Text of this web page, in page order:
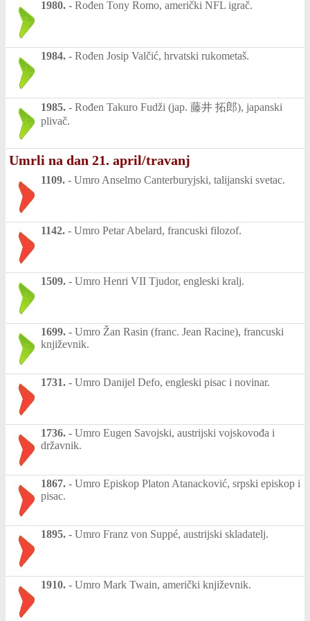
1980. - Rođen Tony Romo, američki NFL igrač.
1984. - Rođen Josip Valčić, hrvatski rukometaš.
1985. - Rođen Takuro Fudži (jap. 藤井 拓郎), japanski
plivač.
Umrli na dan 21. april/travanj
1109. - Umro Anselmo Canterburyjski, talijanski svetac.
1142. - Umro Petar Abelard, francuski filozof.
1509. - Umro Henri VII Tjudor, engleski kralj.
1699. - Umro Žan Rasin (franc. Jean Racine), francuski
književnik.
1731. - Umro Danijel Defo, engleski pisac i novinar.
1736. - Umro Eugen Savojski, austrijski vojskovođa i
državnik.
1867. - Umro Episkop Platon Atanacković, srpski episkop i
pisac.
1895. - Umro Franz von Suppé, austrijski skladatelj.
1910. - Umro Mark Twain, američki književnik.